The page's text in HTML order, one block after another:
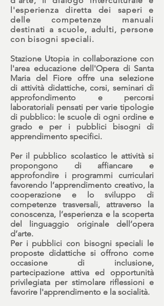
l'esperienza diretta dei saperi e
delle competenze manuali
destinati a scuole, adulti, persone
con bisogni speciali.
Stazione Utopia in collaborazione con
l'area educazione dell'Opera di Santa
Maria del Fiore offre una selezione
di attività didattiche, corsi, seminari di
approfondimento e percorsi
laboratoriali pensati per varie tipologie
di pubblico: le scuole di ogni ordine e
grado e per i pubblici bisogni di
apprendimento specifici.
Per il pubblico scolasticole attività si
propongono di affiancare e
approfondire i programmi curriculari
favorendo l’apprendimento creativo, la
cooperazione e lo sviluppo di
competenze trasversali, attraverso la
conoscenza, l’esperienza e la scoperta
del linguaggio originale dell’opera
d’arte.
Per i pubblici con bisogni speciali le
proposte didattiche si offrono come
occasione di inclusione,
partecipazione attiva ed opportunità
privilegiata per stimolare riflessioni e
favorire l'apprendimento e la socialità.